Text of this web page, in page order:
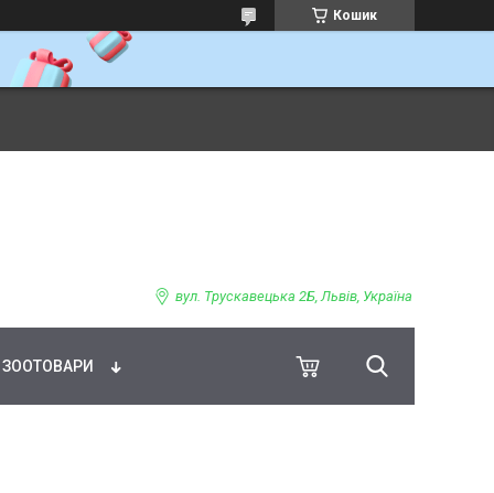
Кошик
вул. Трускавецька 2Б, Львів, Україна
ЗООТОВАРИ